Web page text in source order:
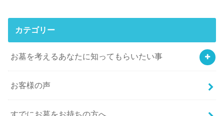
カテゴリー
お墓を考えるあなたに知ってもらいたい事
お客様の声
すでにお墓をお持ちの方へ